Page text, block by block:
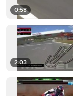
0:58
2:03